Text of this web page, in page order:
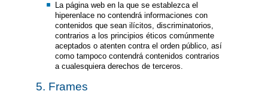
La página web en la que se establezca el
hiperenlace no contendrá informaciones con
contenidos que sean ilícitos, discriminatorios,
contrarios a los principios éticos comúnmente
aceptados o atenten contra el orden público, así
como tampoco contendrá contenidos contrarios
a cualesquiera derechos de terceros.
5. Frames